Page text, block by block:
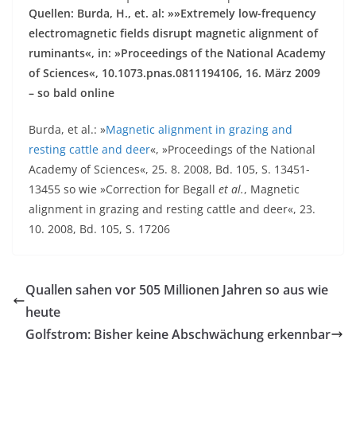
Quellen: Burda, H., et. al: »»Extremely low-frequency
electromagnetic fields disrupt magnetic alignment of
ruminants«, in: »Proceedings of the National Academy
of Sciences«, 10.1073.pnas.0811194106, 16. März 2009
– so bald online
Burda, et al.: »Magnetic alignment in grazing and
resting cattle and deer«, »Proceedings of the National
Academy of Sciences«, 25. 8. 2008, Bd. 105, S. 13451-
13455 so wie »Correction for Begall et al., Magnetic
alignment in grazing and resting cattle and deer«, 23.
10. 2008, Bd. 105, S. 17206
Quallen sahen vor 505 Millionen Jahren so aus wie
heute
Golfstrom: Bisher keine Abschwächung erkennbar